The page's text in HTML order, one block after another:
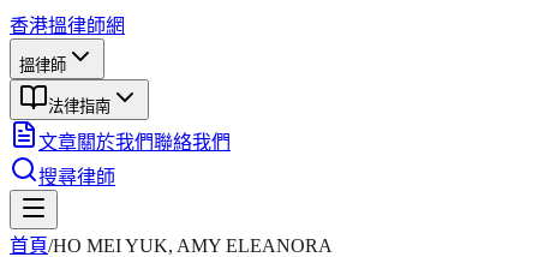
香港搵律師網
搵律師
法律指南
文章關於我們聯絡我們
搜尋律師
首頁/HO MEI YUK, AMY ELEANORA